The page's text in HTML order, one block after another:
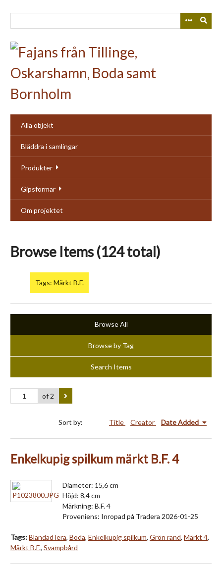
Alla objekt
Bläddra i samlingar
Produkter
Gipsformar
Om projektet
Browse Items (124 total)
Tags: Märkt B.F.
Browse All
Browse by Tag
Search Items
of 2
Sort by: Title Creator Date Added
Enkelkupig spilkum märkt B.F. 4
Diameter: 15,6 cm
Höjd: 8,4 cm
Märkning: B.F. 4
Proveniens: Inropad på Tradera 2026-01-25
Tags:Blandad lera, Boda, Enkelkupig spilkum, Grön rand, Märkt 4,
Märkt B.F., Svampbård